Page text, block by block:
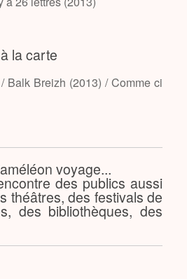
la carte
Balk Breizh (2013) / Comme ci
voyage...
des publics aussi
théâtres, des festivals de
des bibliothèques, des